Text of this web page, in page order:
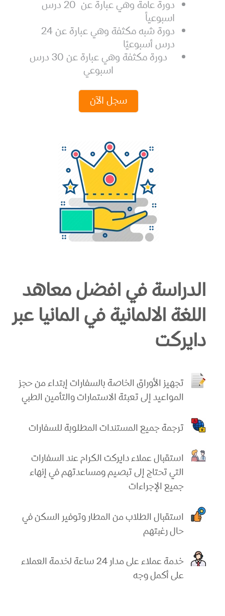
دورة عامة وهي عبارة عن 20 درس
اسبوعياً
دورة شبه مكثفة وهي عبارة عن 24
درس أسبوعيًا
دورة مكثفة وهي عبارة عن 30 درس
اسبوعي
سجل الآن
الدراسة في افضل معاهد
اللغة الالمانية في المانيا عبر
دايركت
تجهيز الأوراق الخاصة بالسفارات إبتداء من حجز
المواعيد إلى تعبئة الاستمارات والتأمين الطبي
ترجمة جميع المستندات المطلوبة للسفارات
استقبال عملاء دايركت الكرام عند السفارات
التي تحتاج إلى تبصيم ومساعدتهم في إنهاء
جميع الإجراءات
استقبال الطلاب من المطار وتوفير السكن في
حال رغبتهم
خدمة عملاء على مدار 24 ساعة لخدمة العملاء
على أكمل وجه